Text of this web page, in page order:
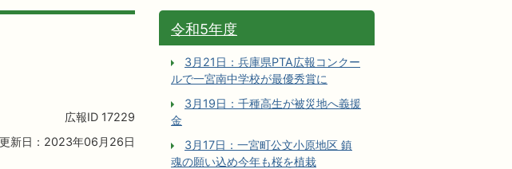
広報ID 17229
更新日：2023年06月26日
令和5年度
3月21日：兵庫県PTA広報コンクー
ルで一宮南中学校が最優秀賞に
3月19日：千種高生が被災地へ義援
金
3月17日：一宮町公文小原地区 鎮
魂の願い込め今年も桜を植栽